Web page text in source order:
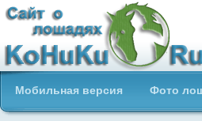
Сайт о лошадях loshadiya.ru
Приветствуем всех
лошадей и конного спорта!
Мобильная версия Фото